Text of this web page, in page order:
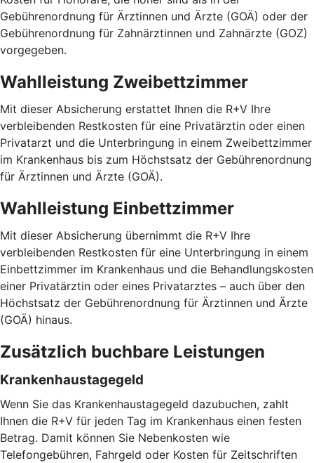
Gebührenordnung für Ärztinnen und Ärzte (GOÄ) oder der
Gebührenordnung für Zahnärztinnen und Zahnärzte (GOZ)
vorgegeben.
Wahlleistung Zweibettzimmer
Mit dieser Absicherung erstattet Ihnen die R+V Ihre
verbleibenden Restkosten für eine Privatärztin oder einen
Privatarzt und die Unterbringung in einem Zweibettzimmer
im Krankenhaus bis zum Höchstsatz der Gebührenordnung
für Ärztinnen und Ärzte (GOÄ).
Wahlleistung Einbettzimmer
Mit dieser Absicherung übernimmt die R+V Ihre
verbleibenden Restkosten für eine Unterbringung in einem
Einbettzimmer im Krankenhaus und die Behandlungskosten
einer Privatärztin oder eines Privatarztes – auch über den
Höchstsatz der Gebührenordnung für Ärztinnen und Ärzte
(GOÄ) hinaus.
Zusätzlich buchbare Leistungen
Krankenhaustagegeld
Wenn Sie das Krankenhaustagegeld dazubuchen, zahlt
Ihnen die R+V für jeden Tag im Krankenhaus einen festen
Betrag. Damit können Sie Nebenkosten wie
Telefongebühren, Fahrgeld oder Kosten für Zeitschriften